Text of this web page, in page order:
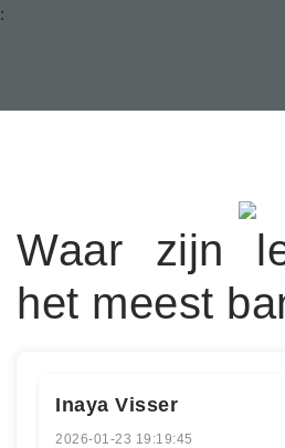
:
Waar zijn
het meest
Inaya Visser
2026-01-23 19:19:45